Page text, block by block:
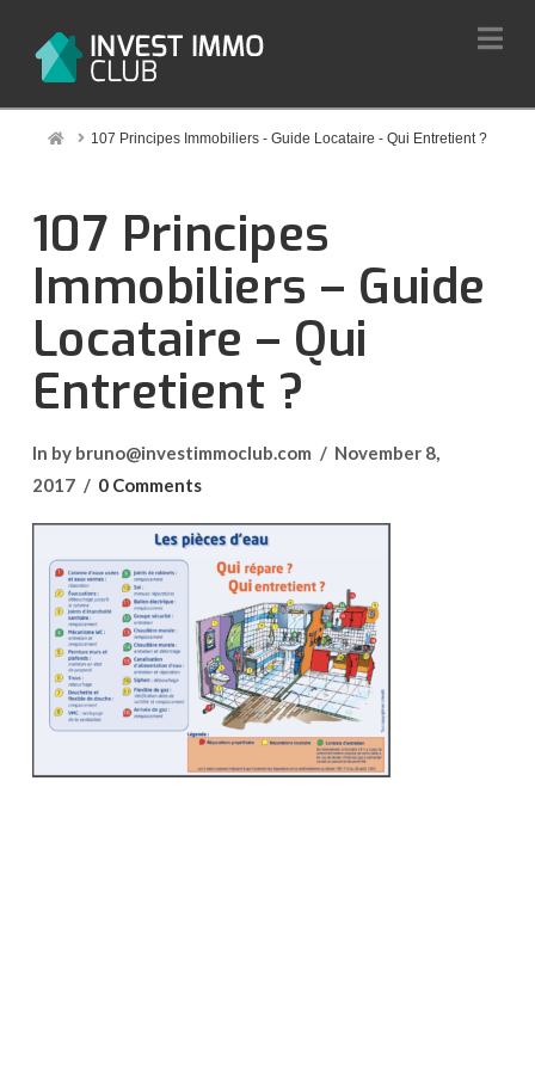
Home107 Principes Immobiliers - Guide Locataire - Qui Entretient ?
107 Principes
Immobiliers – Guide
Locataire – Qui
Entretient ?
In by bruno@investimmoclub.com
November 8,
2017
0 Comments